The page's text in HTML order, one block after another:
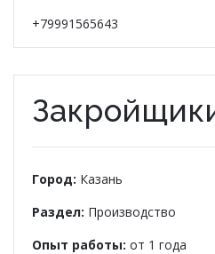
РАСПРОДАЖА
КОНТАКТЫ
+79991565643
Город: Казань
Раздел: Производство
Опыт работы: от 1 года